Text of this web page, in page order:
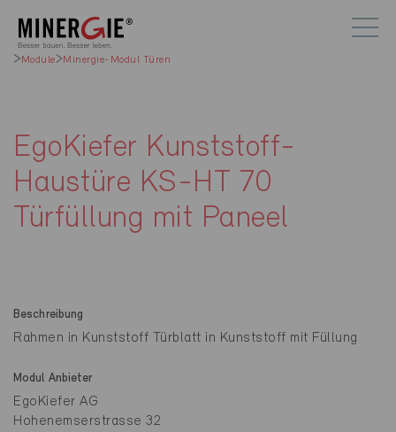
Module Minergie-Modul Türen
EgoKiefer Kunststoff-
Haustüre KS-HT 70
Türfüllung mit Paneel
Beschreibung
Rahmen in Kunststoff Türblatt in Kunststoff mit Füllung
Modul Anbieter
EgoKiefer AG
Hohenemserstrasse 32